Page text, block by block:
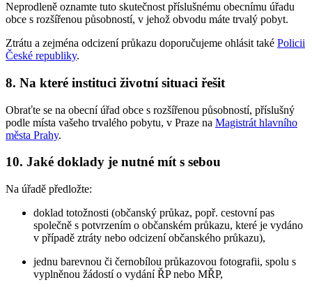
Neprodleně oznamte tuto skutečnost příslušnému obecnímu úřadu
obce s rozšířenou působností, v jehož obvodu máte trvalý pobyt.
Ztrátu a zejména odcizení průkazu doporučujeme ohlásit také Policii
České republiky.
8. Na které instituci životní situaci řešit
Obraťte se na obecní úřad obce s rozšířenou působností, příslušný
podle místa vašeho trvalého pobytu, v Praze na Magistrát hlavního
města Prahy.
10. Jaké doklady je nutné mít s sebou
Na úřadě předložte:
doklad totožnosti (občanský průkaz, popř. cestovní pas
společně s potvrzením o občanském průkazu, které je vydáno
v případě ztráty nebo odcizení občanského průkazu),
jednu barevnou či černobílou průkazovou fotografii, spolu s
vyplněnou žádostí o vydání ŘP nebo MŘP,